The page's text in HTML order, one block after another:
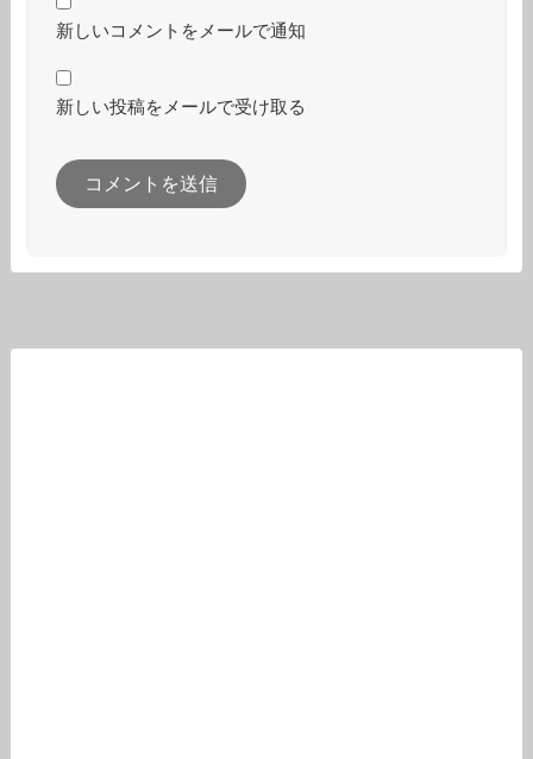
新しいコメントをメールで通知
新しい投稿をメールで受け取る